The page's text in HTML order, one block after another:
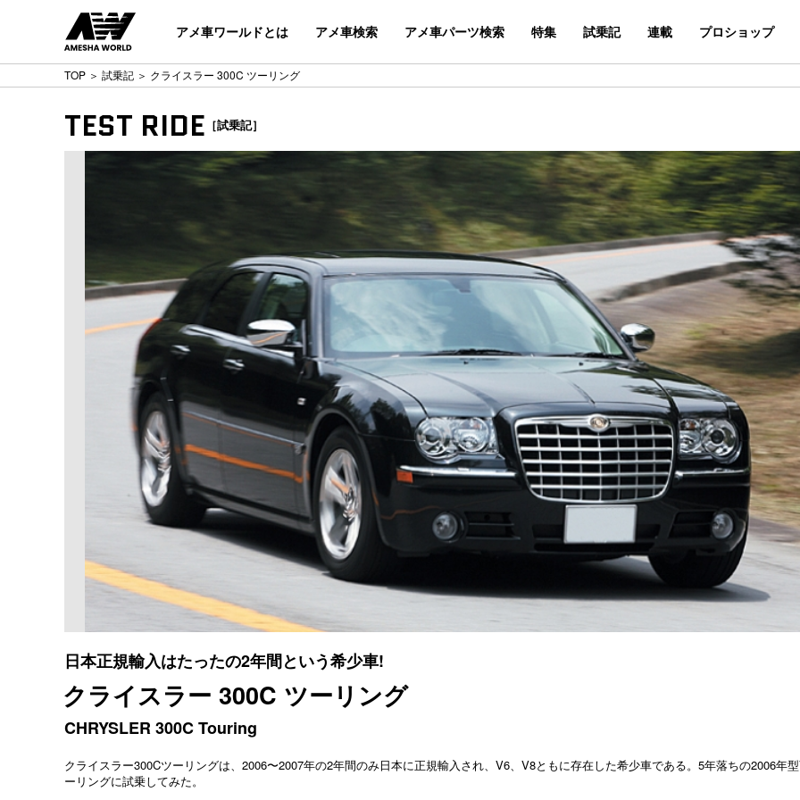
アメ車ワールドとは アメ車検索 アメ車パーツ検索 特集 試乗記 連載 プロショップ
TOP ＞ 試乗記 ＞ クライスラー 300C ツーリング
TEST RIDE ［試乗記］
日本正規輸入はたったの2年間という希少車!
クライスラー 300C ツーリング
CHRYSLER 300C Touring
クライスラー300Cツーリングは、2006〜2007年の2年間のみ日本に正規輸入され、V6、V8ともに存在した希少車である。5年落ちの2006年
ーリングに試乗してみた。